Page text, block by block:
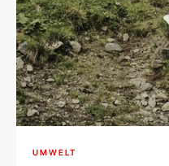
UMWELT